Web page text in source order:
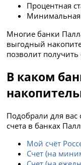
Процентная
Минимальная
Многие банки
выгодный
позволит
В каком
Подобрали для
счета в банках
Мой счёт
Счет (на